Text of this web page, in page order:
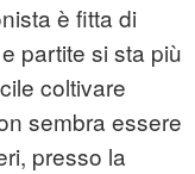
è fitta di
partite si sta più
coltivare
sembra essere
presso la